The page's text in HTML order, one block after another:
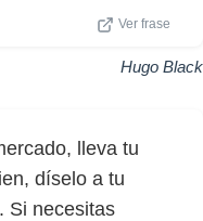
Ver frase
Hugo Black
lleva tu
díselo a tu
Si necesitas